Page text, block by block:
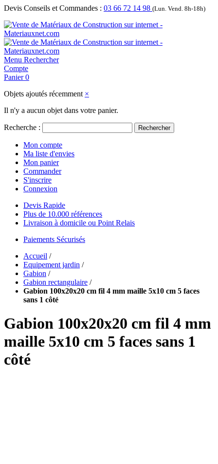
Devis Conseils et Commandes : 03 66 72 14 98 (Lun. Vend. 8h-18h)
Menu Rechercher
Compte
Panier 0
Objets ajoutés récemment ×
Il n'y a aucun objet dans votre panier.
Recherche : Rechercher
Mon compte
Ma liste d'envies
Mon panier
Commander
S'inscrire
Connexion
Devis Rapide
Plus de 10.000 références
Livraison à domicile ou Point Relais
Paiements Sécurisés
Accueil /
Equipement jardin /
Gabion /
Gabion rectangulaire /
Gabion 100x20x20 cm fil 4 mm maille 5x10 cm 5 faces
sans 1 côté
Gabion 100x20x20 cm fil 4 mm
maille 5x10 cm 5 faces sans 1
côté